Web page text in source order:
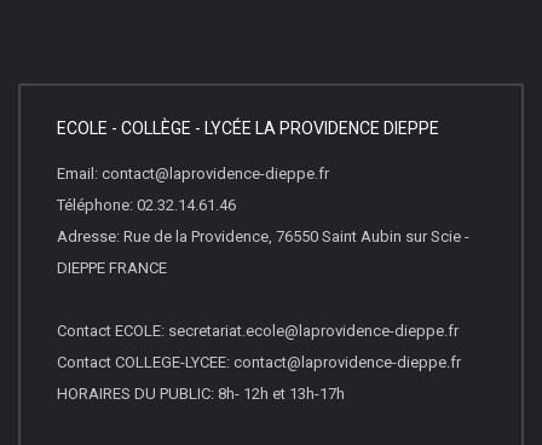
ECOLE - COLLÈGE - LYCÉE LA PROVIDENCE DIEPPE
Email: contact@laprovidence-dieppe.fr
Téléphone: 02.32.14.61.46
Adresse: Rue de la Providence, 76550 Saint Aubin sur Scie -
DIEPPE FRANCE
Contact ECOLE: secretariat.ecole@laprovidence-dieppe.fr
Contact COLLEGE-LYCEE: contact@laprovidence-dieppe.fr
HORAIRES DU PUBLIC: 8h- 12h et 13h-17h